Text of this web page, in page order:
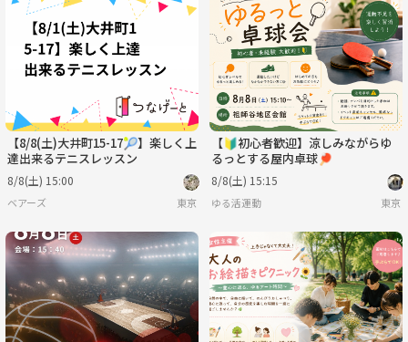
【8/8(土)大井町15-17🎾】楽しく上
達出来るテニスレッスン
8/8(土) 15:00
ベアーズ 東京
【🔰初心者歓迎】涼しみながらゆ
るっとする屋内卓球🏓
8/8(土) 15:15
ゆる活運動 東京